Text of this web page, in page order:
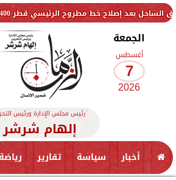
خط مطروح الرئيسي قطر 1400 مم
الجمعة
أغسطس
7
2026
رئيس مجلس الإدارة ورئيس
إلهام شرشر
أخبار سياسة تقارير